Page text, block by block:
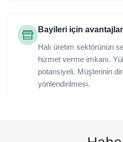
Bayileri için
Halı üretim sektörünün
hizmet verme imkanı.
potansiyeli. Müşterinin
yönlendirilmesi.